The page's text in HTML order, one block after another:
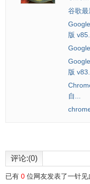
谷歌最
版
版
自...
评论:(0)
已有0 位网友发表了一针见